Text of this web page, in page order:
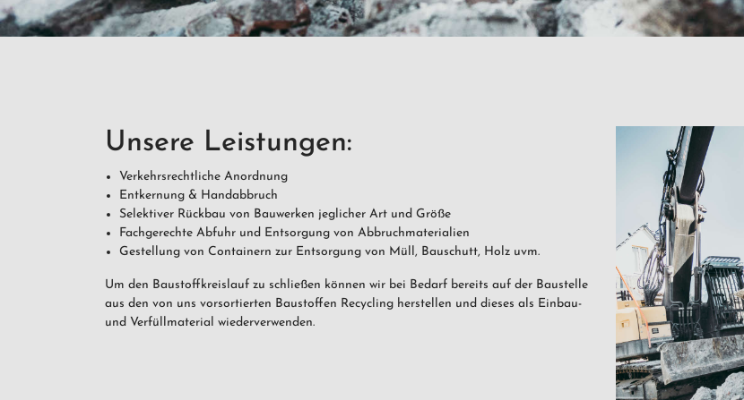
Unsere Leistungen:
Verkehrsrechtliche Anordnung
Entkernung & Handabbruch
Selektiver Rückbau von Bauwerken jeglicher Art und Größe
Fachgerechte Abfuhr und Entsorgung von Abbruchmaterialien
Gestellung von Containern zur Entsorgung von Müll, Bauschutt, Holz uvm.
Um den Baustoffkreislauf zu schließen können wir bei Bedarf bereits auf der Baustelle
aus den von uns vorsortierten Baustoffen Recycling herstellen und dieses als Einbau-
und Verfüllmaterial wiederverwenden.